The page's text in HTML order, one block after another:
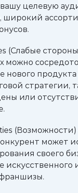
целевую
широкий
(Слабые
можно
нового продукта
стратегии,
или
(Возможности)
может
своего
искусственного